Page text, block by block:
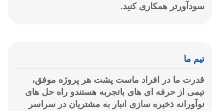
سودآورتر همکاری کنید.
تیم ما
قدرت ما در افراد ماست پشت هر پروژه موفق،
تیمی از حرفه ای های باتجربه هستندو راه حل های
نوآورانه ذخیره سازی انبار به مشتریان در سراسر